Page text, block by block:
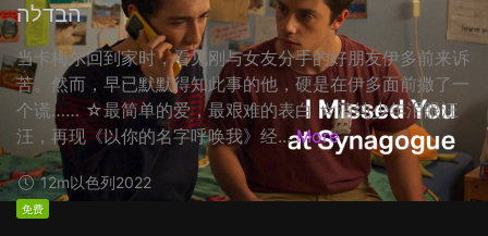
הבדלה
当卡梅尔回到家时，看见刚与女友分手的好朋友伊多前来诉
苦。然而，早已默默得知此事的他，硬是在伊多面前撒了一
个谎…… ☆最简单的爱，最艰难的表白 ☆清纯少年泪眼汪
汪，再现《以你的名字呼唤我》经... More
12m以色列2022
免费